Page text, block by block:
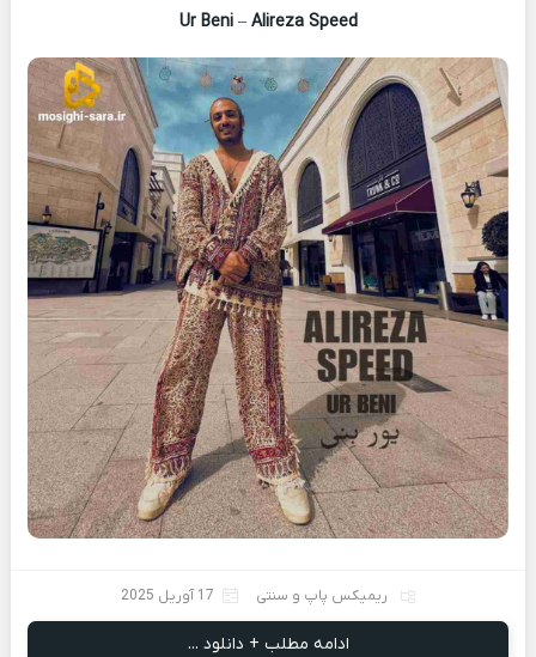
Ur Beni– Alireza Speed
ریمیکس پاپ و سنتی 17 آوریل 2025
ادامه مطلب + دانلود ...